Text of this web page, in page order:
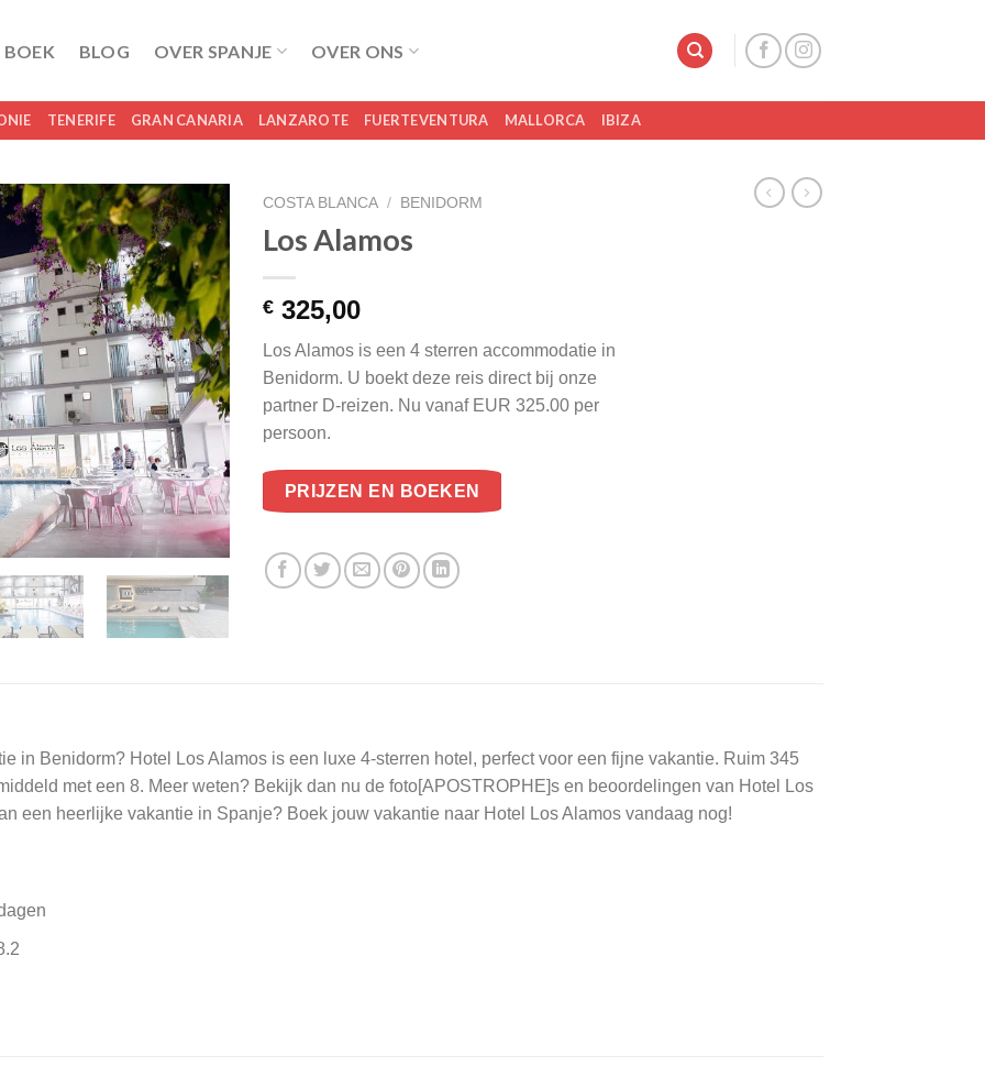
BOEK BLOG OVER SPANJE OVER ONS
TENERIFE GRAN CANARIA LANZAROTE FUERTEVENTURA MALLORCA IBIZA
COSTA BLANCA / BENIDORM
Los Alamos
€ 325,00
Los Alamos is een 4 sterren accommodatie in
Benidorm. U boekt deze reis direct bij onze
partner D-reizen. Nu vanaf EUR 325.00 per
persoon.
PRIJZEN EN BOEKEN
in Benidorm? Hotel Los Alamos is een luxe 4-sterren hotel, perfect voor een fijne vakantie. Ruim 345
met een 8. Meer weten? Bekijk dan nu de foto[APOSTROPHE]s en beoordelingen van Hotel Los
een heerlijke vakantie in Spanje? Boek jouw vakantie naar Hotel Los Alamos vandaag nog!